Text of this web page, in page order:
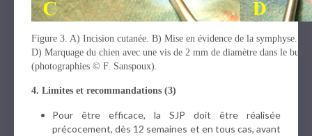
Figure 3. A) Incision cutanée. B) Mise en évidence de la symphyse.
D) Marquage du chien avec une vis de 2 mm de diamètre dans le but
(photographies © F. Sanspoux).
4. Limites et recommandations (3)
Pour être efficace, la SJP doit être réalisée
précocement, dès 12 semaines et en tous cas, avant